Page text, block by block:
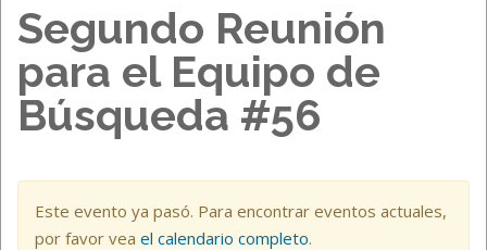
Segundo Reunión
para el Equipo de
Búsqueda #56
Este evento ya pasó. Para encontrar eventos actuales,
por favor vea el calendario completo.